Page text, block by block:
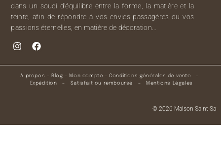
dans un souci d’équilibre entre la forme, la matière et la
teinte, afin de répondre à vos envies passagères ou vos
passions éternelles, en matière de décoration…
À propos – Blog – Mon compte –Conditions générales de vente –
Expédition – Satisfait ou remboursé – Mentions Légales
© 2026 Maison Saint-Sa